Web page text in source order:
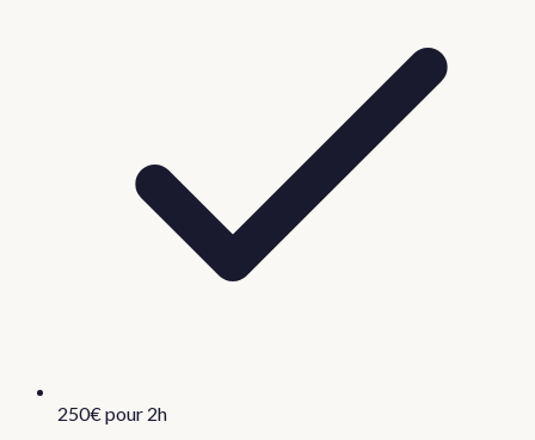
250€ pour 2h